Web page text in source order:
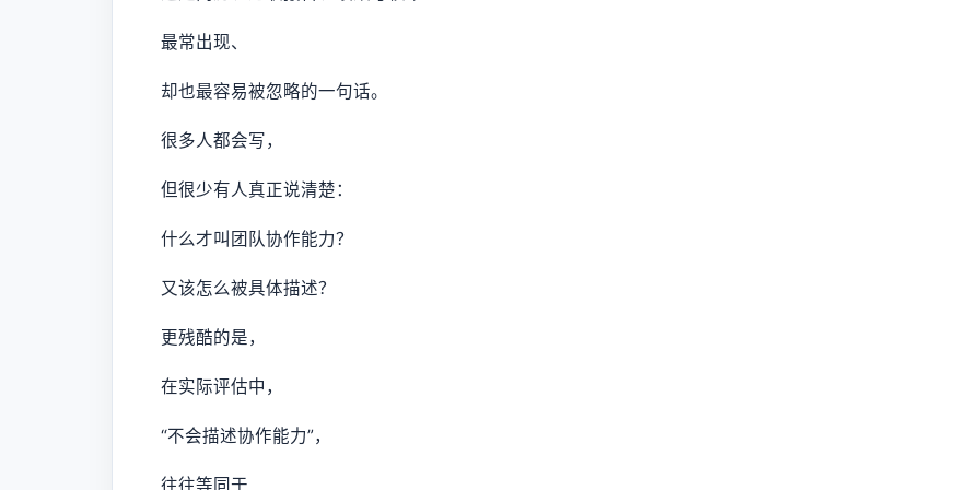
最常出现、
却也最容易被忽略的一句话。
很多人都会写，
但很少有人真正说清楚：
什么才叫团队协作能力？
又该怎么被具体描述？
更残酷的是，
在实际评估中，
“不会描述协作能力”，
往往等同于